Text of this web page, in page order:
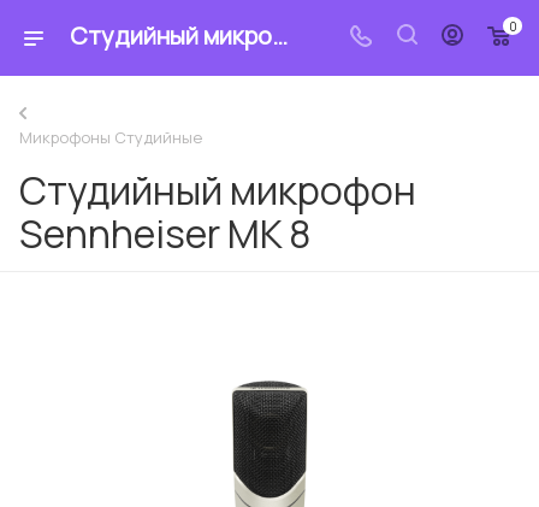
Студийный микрофон Sennheiser MK 8 - купить по цене 101 716.15 ₽ в интернет-магазине «MrCable» 0
Микрофоны Студийные
Студийный микрофон
Sennheiser MK 8